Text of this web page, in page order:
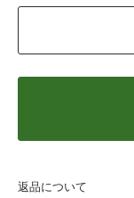
返品について